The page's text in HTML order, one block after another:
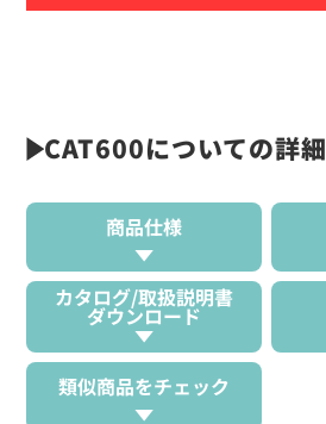
CAT600についての詳細
商品仕様
カタログ/取扱説明書
ダウンロード
類似商品をチェック